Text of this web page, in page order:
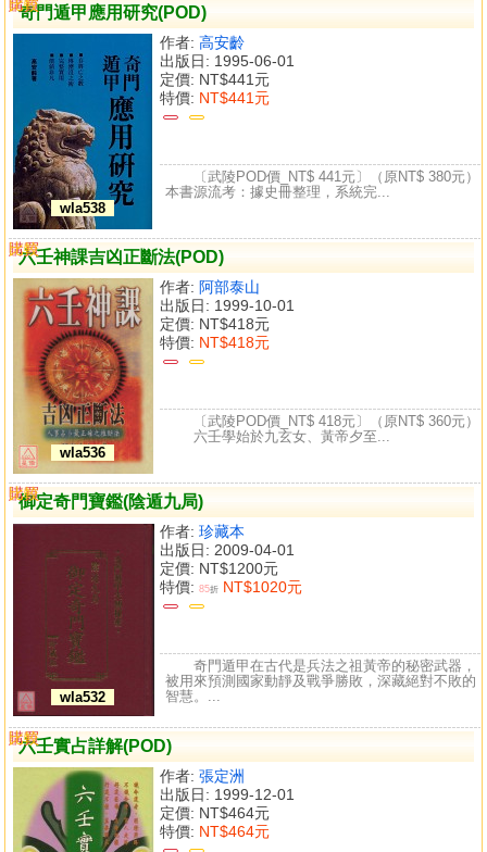
奇門遁甲應用研究(POD)
wla538
作者: 高安齡
出版日: 1995-06-01
定價: NT$441元
特價: NT$441元
購買
比較
〔武陵POD價_NT$ 441元〕（原NT$ 380元）
本書源流考：據史冊整理，系統完...
六壬神課吉凶正斷法(POD)
wla536
作者: 阿部泰山
出版日: 1999-10-01
定價: NT$418元
特價: NT$418元
購買
比較
〔武陵POD價_NT$ 418元〕（原NT$ 360元）
六壬學始於九玄女、黃帝夕至...
御定奇門寶鑑(陰遁九局)
wla532
作者: 珍藏本
出版日: 2009-04-01
定價: NT$1200元
特價: 85折 NT$1020元
購買
比較
奇門遁甲在古代是兵法之祖黃帝的秘密武器，
被用來預測國家動靜及戰爭勝敗，深藏絕對不敗的
智慧。...
六壬實占詳解(POD)
作者: 張定洲
出版日: 1999-12-01
定價: NT$464元
特價: NT$464元
購買
比較